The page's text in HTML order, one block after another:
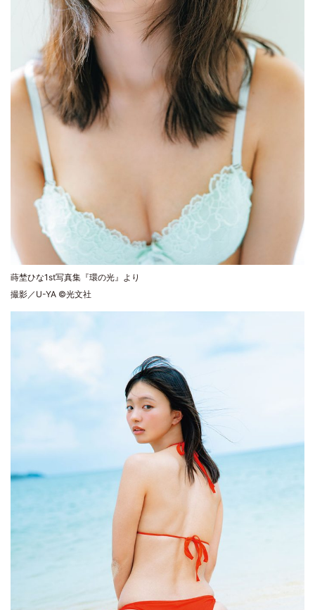
蒔埜ひな1st写真集『環の光』より
撮影／U-YA ©光文社